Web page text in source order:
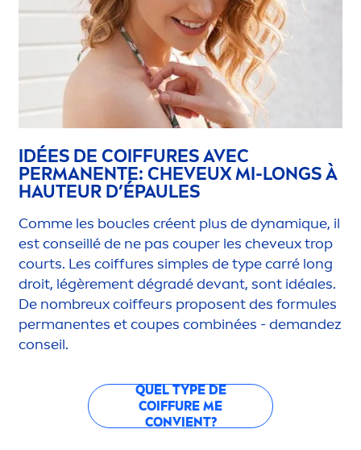
IDÉES DE COIFFURES AVEC
PERMANENTE: CHEVEUX MI-LONGS À
HAUTEUR D’ÉPAULES
Comme les boucles créent plus de dynamique, il
est conseillé de ne pas couper les cheveux trop
courts. Les coiffures simples de type carré long
droit, légèrement dégradé devant, sont idéales.
De nombreux coiffeurs proposent des formules
permanentes et coupes combinées - demandez
conseil.
QUEL TYPE DE
COIFFURE ME
CONVIENT?